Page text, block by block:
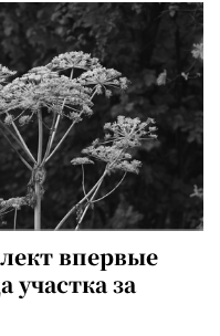
впервые
участка за